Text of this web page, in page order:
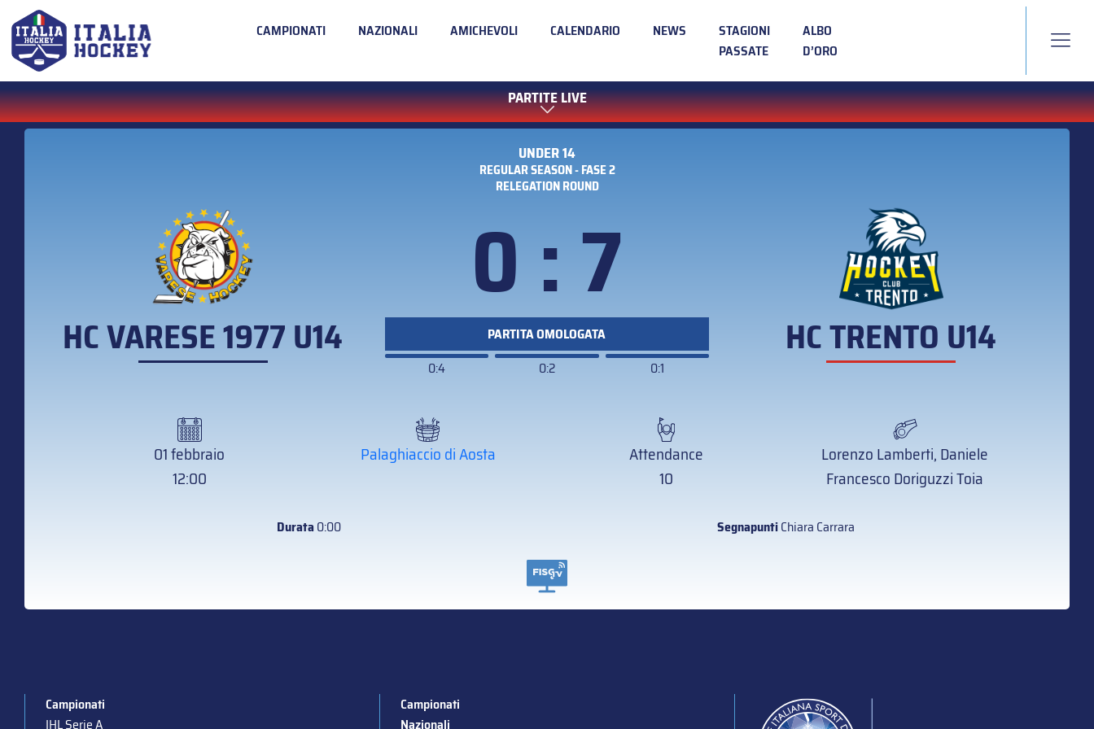
CAMPIONATI NAZIONALI AMICHEVOLI CALENDARIO NEWS
STAGIONI
PASSATE
ALBO
D’ORO
PARTITE LIVE
UNDER 14
REGULAR SEASON - FASE 2
RELEGATION ROUND
HC VARESE 1977 U14
0 : 7
PARTITA OMOLOGATA
0:4
0:2 0:1
HC TRENTO U14
01 febbraio
12:00
Palaghiaccio di Aosta
Attendance
10
Lorenzo Lamberti, Daniele
Francesco Doriguzzi Toia
Durata0:00 SegnapuntiChiara Carrara
Campionati
IHL Serie A
Campionati
Nazionali